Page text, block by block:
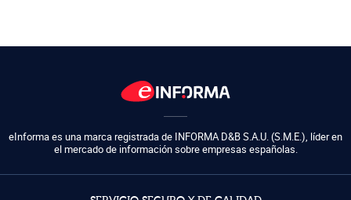
eInforma es una marca registrada de INFORMA D&B S.A.U. (S.M.E.), líder en
el mercado de información sobre empresas españolas.